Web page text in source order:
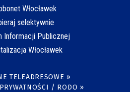
Włocławek
selektywnie
Informacji Publicznej
Włocławek
TELEADRESOWE »
/ RODO »